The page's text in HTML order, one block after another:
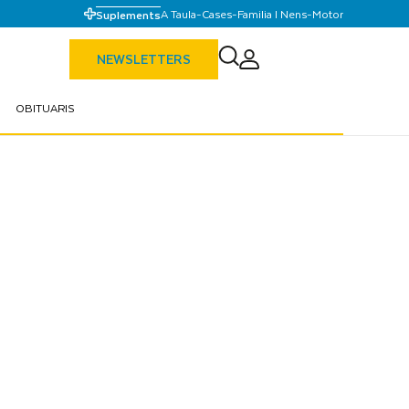
SuplementsA Taula-Cases-Familia I Nens-Motor
NEWSLETTERS
OBITUARIS